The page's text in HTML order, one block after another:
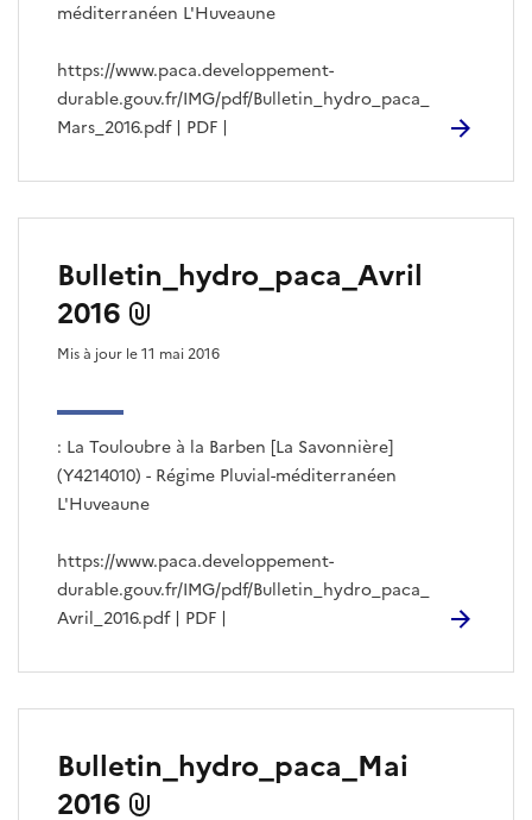
méditerranéen L'Huveaune
https://www.paca.developpement-
durable.gouv.fr/IMG/pdf/Bulletin_hydro_paca_
Mars_2016.pdf | PDF |
Bulletin_hydro_paca_Avril
2016
: La Touloubre à la Barben [La Savonnière]
(Y4214010) - Régime Pluvial-méditerranéen
L'Huveaune
Mis à jour le 11 mai 2016
https://www.paca.developpement-
durable.gouv.fr/IMG/pdf/Bulletin_hydro_paca_
Avril_2016.pdf | PDF |
Bulletin_hydro_paca_Mai
2016